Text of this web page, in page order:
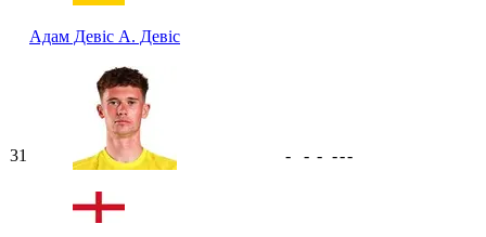
Адам Девіс А. Девіс
31 - - - ---